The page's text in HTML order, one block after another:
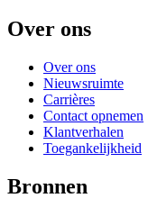
Over ons
Over ons
Nieuwsruimte
Carrières
Contact opnemen
Klantverhalen
Toegankelijkheid
Bronnen